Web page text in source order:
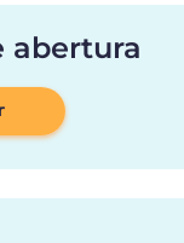
abertura